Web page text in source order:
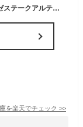
【※ブラック柄 】焼入れ鍛造ペグハンマーエリッゼステークアルティメットハンマー ブラック柄究極の名にふさわしいペグ用ハンマー本体 カチオン塗装orクロームメッキヘッド 真鍮orステンレス【頑張って送料無料！】
を楽天でチェック >>